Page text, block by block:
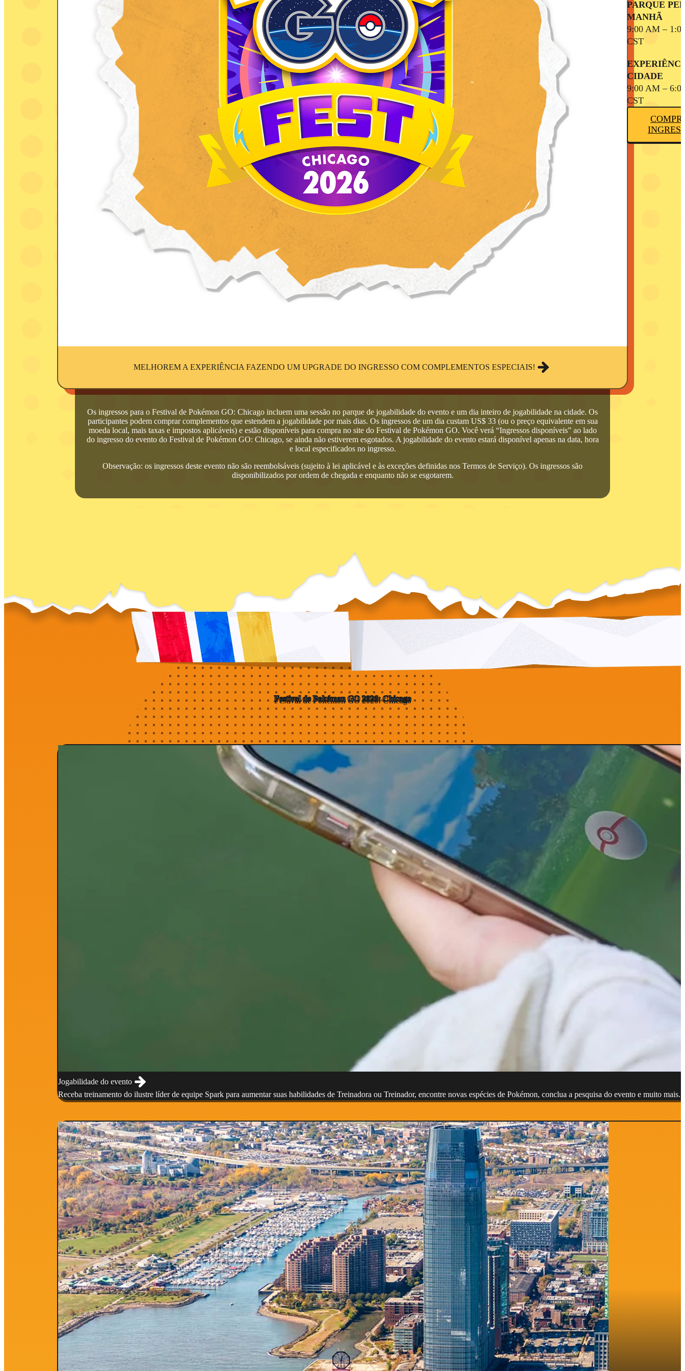
PARQUE
MANHÃ
9:00 AM –
CST
CIDADE
9:00 AM –
CST
MELHOREM A EXPERIÊNCIA FAZENDO UM UPGRADE DO INGRESSO COM COMPLEMENTOS ESPECIAIS!
Os ingressos para o Festival de Pokémon GO: Chicago incluem uma sessão no parque de jogabilidade do evento e um dia inteiro de jogabilidade na cidade. Os
participantes podem comprar complementos que estendem a jogabilidade por mais dias. Os ingressos de um dia custam US$ 33 (ou o preço equivalente em sua
moeda local, mais taxas e impostos aplicáveis) e estão disponíveis para compra no site do Festival de Pokémon GO. Você verá “Ingressos disponíveis” ao lado
do ingresso do evento do Festival de Pokémon GO: Chicago, se ainda não estiverem esgotados. A jogabilidade do evento estará disponível apenas na data, hora
e local especificados no ingresso.
Observação: os ingressos deste evento não são reembolsáveis (sujeito à lei aplicável e às exceções definidas nos Termos de Serviço). Os ingressos são
disponibilizados por ordem de chegada e enquanto não se esgotarem.
Festival de Pokémon GO 2026: Chicago
Jogabilidade do evento
Receba treinamento do ilustre líder de equipe Spark para aumentar suas habilidades de Treinadora ou Treinador, encontre novas espécies de Pokémon, conclua a pesquisa do evento e muito